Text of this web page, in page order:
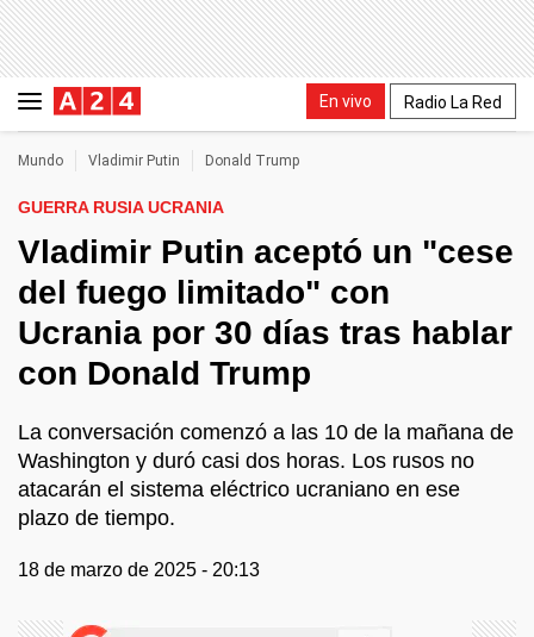
En vivo Radio La Red
Mundo Vladimir Putin Donald Trump
GUERRA RUSIA UCRANIA
Vladimir Putin aceptó un "cese
del fuego limitado" con
Ucrania por 30 días tras hablar
con Donald Trump
La conversación comenzó a las 10 de la mañana de
Washington y duró casi dos horas. Los rusos no
atacarán el sistema eléctrico ucraniano en ese
plazo de tiempo.
18 de marzo de 2025 - 20:13